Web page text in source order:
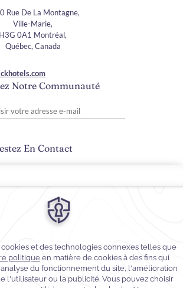
Notre Communauté
Rue De La Montagne,
Ville-Marie,
H3G 0A1 Montréal,
Québec, Canada
En Contact
Préférences en matière de cookies
Politique en matière de cookies
Accessibilité du Web
Conditions générales